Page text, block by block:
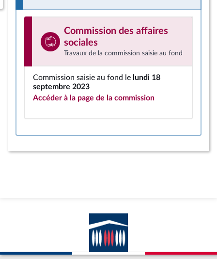
Commission des affaires
sociales
Travaux de la commission saisie au fond
Commission saisie au fond le lundi 18
septembre 2023
Accéder à la page de la commission